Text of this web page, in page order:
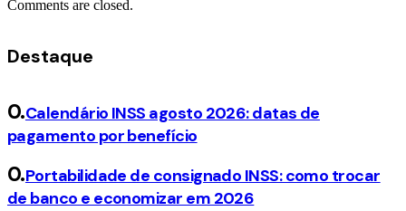
Comments are closed.
Destaque
Calendário INSS agosto 2026: datas de
pagamento por benefício
Portabilidade de consignado INSS: como trocar
de banco e economizar em 2026